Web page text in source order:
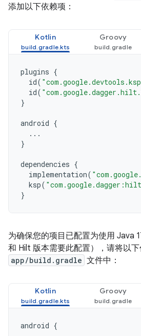
添加以下依赖项：
Kotlin Groovy
plugins {
id(
id(
}
android {
...
}
dependencies {
implementation(
ksp(
}
为确保您的项目已配置为使用 Java
和 Hilt 版本需要此配置），请将以
app/build.gradle 文件中：
Kotlin Groovy
android {